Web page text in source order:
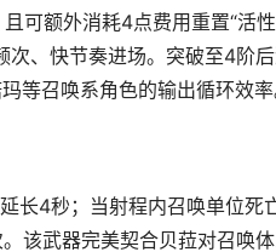
可额外消耗4点费用重置“活
、快节奏进场。突破至4阶后
等召唤系角色的输出循环效率
长4秒；当射程内召唤单位死
该武器完美契合贝菈对召唤